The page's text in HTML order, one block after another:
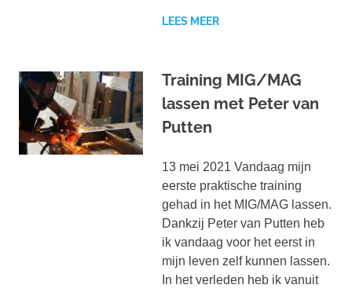
LEES MEER
Training MIG/MAG
lassen met Peter van
Putten
13 mei 2021 Vandaag mijn
eerste praktische training
gehad in het MIG/MAG lassen.
Dankzij Peter van Putten heb
ik vandaag voor het eerst in
mijn leven zelf kunnen lassen.
In het verleden heb ik vanuit